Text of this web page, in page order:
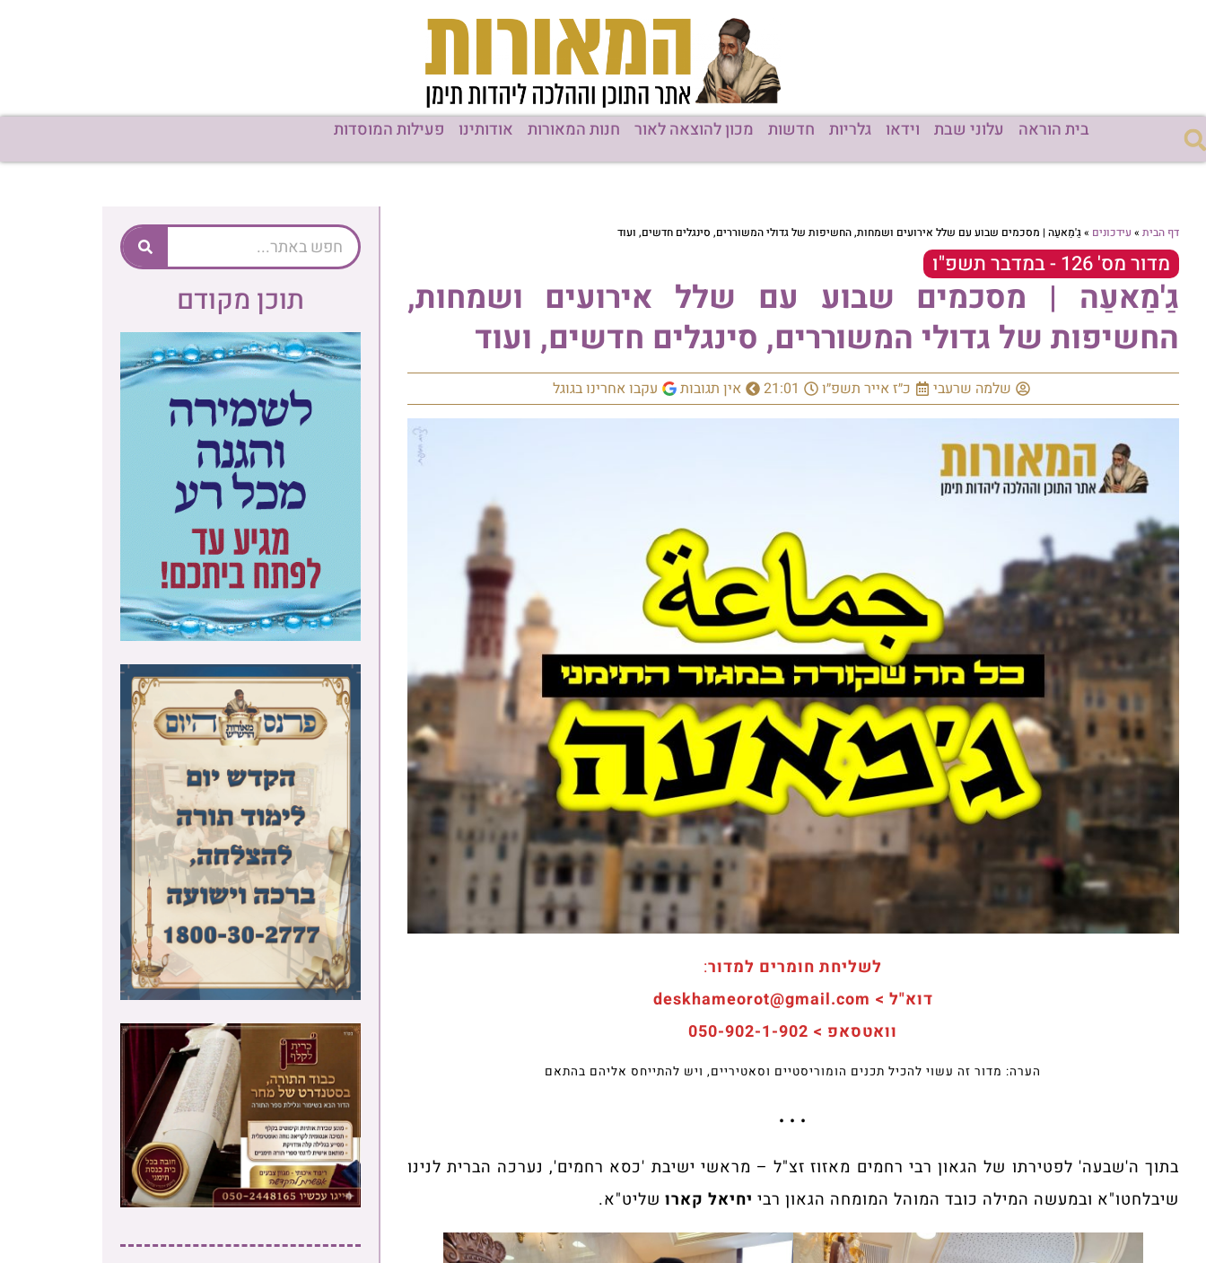
בית הוראה עלוני שבת וידאו גלריות חדשות מכון להוצאה לאור חנות המאורות אודותינו פעילות המוסדות
דף הבית » עידכונים »גַ'מַאעַה | מסכמים שבוע עם שלל אירועים ושמחות, החשיפות של גדולי המשוררים, סינגלים חדשים, ועוד
מדור מס' 126 - במדבר תשפ"ו
גַ'מַאעַה | מסכמים שבוע עם שלל אירועים ושמחות,
החשיפות של גדולי המשוררים, סינגלים חדשים, ועוד
שלמה שרעבי כ״ז אייר תשפ״ו 21:01 אין תגובות עקבו אחרינו בגוגל
לשליחת חומרים למדור:
דוא"ל > deskhameorot@gmail.com
וואטסאפ > 050-902-1-902
הערה: מדור זה עשוי להכיל תכנים הומוריסטיים וסאטיריים, ויש להתייחס אליהם בהתאם
• • •
בתוך ה'שבעה' לפטירתו של הגאון רבי רחמים מאזוז זצ"ל – מראשי ישיבת 'כסא רחמים', נערכה הברית לנינו
שיבלחטו"א ובמעשה המילה כובד המוהל המומחה הגאון רבי יחיאל קארו שליט"א.
תוכן מקודם